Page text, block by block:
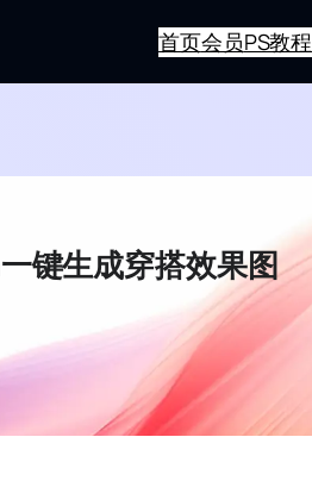
首页会员PS教程
键生成穿搭效果图